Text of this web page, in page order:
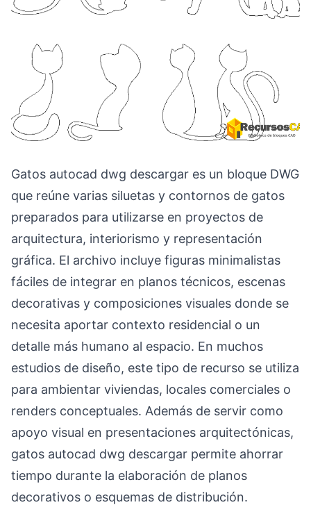
Gatos autocad dwg descargar es un bloque DWG
que reúne varias siluetas y contornos de gatos
preparados para utilizarse en proyectos de
arquitectura, interiorismo y representación
gráfica. El archivo incluye figuras minimalistas
fáciles de integrar en planos técnicos, escenas
decorativas y composiciones visuales donde se
necesita aportar contexto residencial o un
detalle más humano al espacio. En muchos
estudios de diseño, este tipo de recurso se utiliza
para ambientar viviendas, locales comerciales o
renders conceptuales. Además de servir como
apoyo visual en presentaciones arquitectónicas,
gatos autocad dwg descargar permite ahorrar
tiempo durante la elaboración de planos
decorativos o esquemas de distribución.